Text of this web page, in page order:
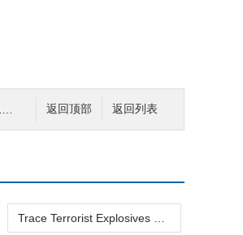
返回列表
返回顶部